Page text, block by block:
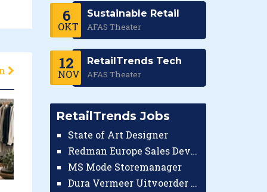
6
OKT
Sustainable Retail
AFAS Theater
12
NOV
RetailTrends Tech
AFAS Theater
RetailTrends Jobs
State of Art Designer
Redman Europe Sales Developer (Europe)
MS Mode Storemanager
Dura Vermeer Uitvoerder GWW Amsterdam